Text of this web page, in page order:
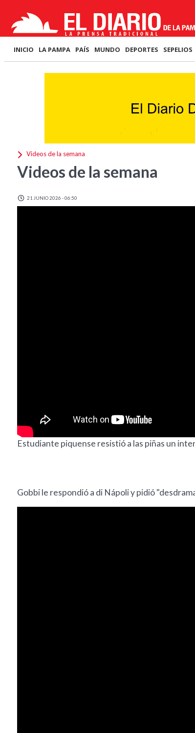
INICIO LA PAMPA PAÍS MUNDO DEPORTES SEPELIOS
Videos de la semana
Videos de la semana
21 JUNIO 2026 - 06:50
Estudiante piquense resistió a las piñas un
Gobbi le respondió a di Nápoli y pidió